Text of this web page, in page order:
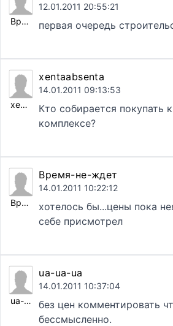
Время-не-ждет
12.01.2011 20:55:21
первая очередь
xentaabsenta
xentaabsenta
14.01.2011 09:13:53
Кто собирается покупать
комплексе?
Время-не-ждет
Время-не-ждет
14.01.2011 10:22:12
хотелось бы...цены пока
себе присмотрел
ua-ua-ua
ua-ua-ua
14.01.2011 10:37:04
без цен комментировать
бессмысленно.